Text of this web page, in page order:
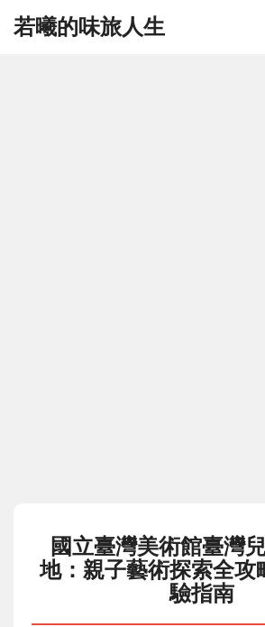
若曦的味旅人生
國立臺灣美術館臺灣
地：親子藝術探索全攻
驗指南